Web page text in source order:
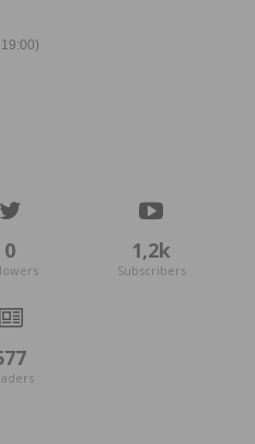
0 1,2k
Subscribers